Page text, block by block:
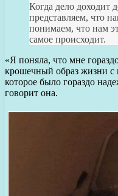
Когда дело доходит
представляем, что
понимаем, что нам
самое происходит.
«Я поняла, что мне
крошечный образ жизни с
которое было гораздо
говорит она.